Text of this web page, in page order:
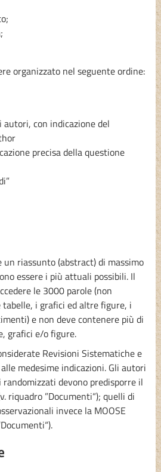
organizzato nel seguente ordine:
autori, con indicazione del
precisa della questione
riassunto (abstract) di massimo
essere i più attuali possibili. Il
le 3000 parole (non
tabelle, i grafici ed altre figure, i
e non deve contenere più di
grafici e/o figure.
Revisioni Sistematiche e
medesime indicazioni. Gli autori
devono predisporre il
riquadro ”Documenti“); quelli di
invece la MOOSE